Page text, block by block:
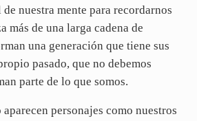
de nuestra mente para recordarnos
más de una larga cadena de
una generación que tiene sus
pasado, que no debemos
parte de lo que somos.
personajes como nuestros